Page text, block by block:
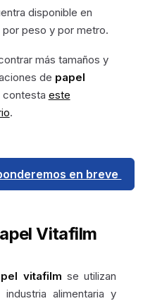
disponible en
peso y por metro.
más tamaños y
de papel
contesta este
.
en breve
Vitafilm
vitafilm se utilizan
alimentaria y